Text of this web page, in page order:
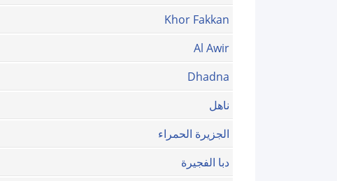
Khor Fakkan
Al Awir
Dhadna
ناهل
الجزيرة الحمراء
دبا الفجيرة